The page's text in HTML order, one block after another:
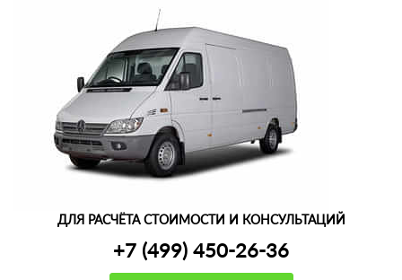
ДЛЯ РАСЧЁТА СТОИМОСТИ И КОНСУЛЬТАЦИЙ
+7 (499) 450-26-36